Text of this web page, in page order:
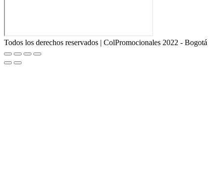
Todos los derechos reservados | ColPromocionales 2022 - Bogotá